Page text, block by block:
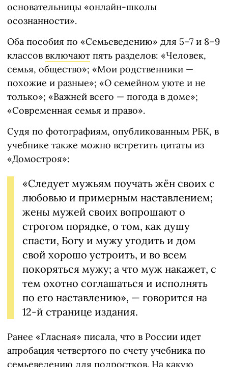
основательницы «онлайн-школы
осознанности».
Оба пособия по «Семьеведению» для 5–7 и 8–9
классов включают пять разделов: «Человек,
семья, общество»; «Мои родственники —
похожие и разные»; «О семейном уюте и не
только»; «Важней всего — погода в доме»;
«Современная семья и право».
Судя по фотографиям, опубликованным РБК, в
учебнике также можно встретить цитаты из
«Домостроя»:
«Следует мужьям поучать жён своих с
любовью и примерным наставлением;
жены мужей своих вопрошают о
строгом порядке, о том, как душу
спасти, Богу и мужу угодить и дом
свой хорошо устроить, и во всем
покоряться мужу; а что муж накажет, с
тем охотно соглашаться и исполнять
по его наставлению», — говорится на
12-й странице издания.
Ранее «Гласная» писала, что в России идет
апробация четвертого по счету учебника по
семьеведению для подростков. На какую